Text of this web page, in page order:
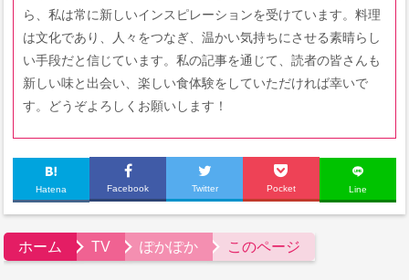
ら、私は常に新しいインスピレーションを受けています。料理
は文化であり、人々をつなぎ、温かい気持ちにさせる素晴らし
い手段だと信じています。私の記事を通じて、読者の皆さんも
新しい味と出会い、楽しい食体験をしていただければ幸いで
す。どうぞよろしくお願いします！
Hatena Facebook Twitter Pocket Line
ホーム TV ぽかぽか このページ